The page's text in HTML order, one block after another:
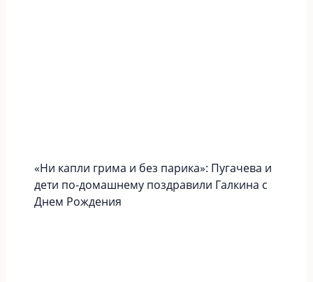
«Ни капли грима и без парика»: Пугачева и
дети по-домашнему поздравили Галкина с
Днем Рождения